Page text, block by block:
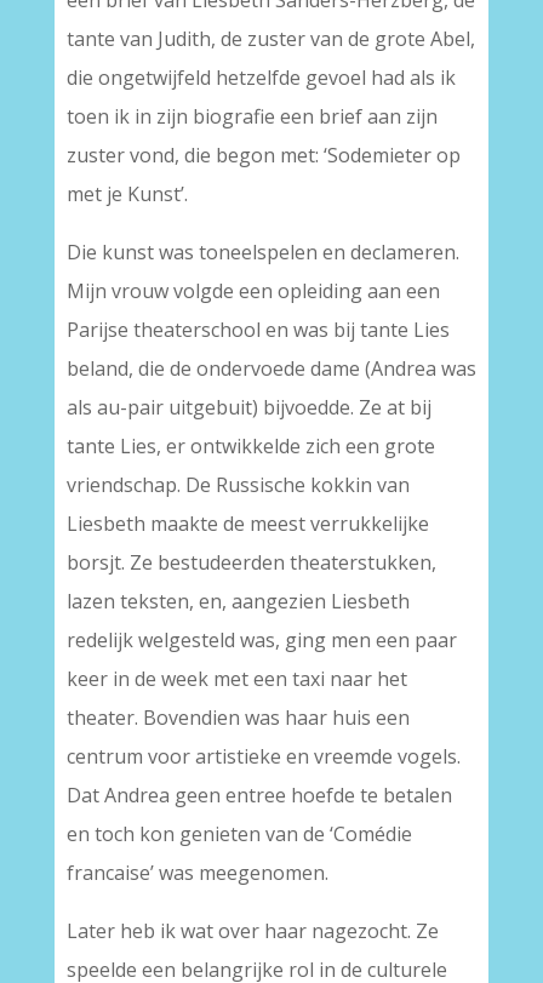
tante van Judith, de zuster van de grote Abel,
die ongetwijfeld hetzelfde gevoel had als ik
toen ik in zijn biografie een brief aan zijn
zuster vond, die begon met: ‘Sodemieter op
met je Kunst’.
Die kunst was toneelspelen en declameren.
Mijn vrouw volgde een opleiding aan een
Parijse theaterschool en was bij tante Lies
beland, die de ondervoede dame (Andrea was
als au-pair uitgebuit) bijvoedde. Ze at bij
tante Lies, er ontwikkelde zich een grote
vriendschap. De Russische kokkin van
Liesbeth maakte de meest verrukkelijke
borsjt. Ze bestudeerden theaterstukken,
lazen teksten, en, aangezien Liesbeth
redelijk welgesteld was, ging men een paar
keer in de week met een taxi naar het
theater. Bovendien was haar huis een
centrum voor artistieke en vreemde vogels.
Dat Andrea geen entree hoefde te betalen
en toch kon genieten van de ‘Comédie
francaise’ was meegenomen.
Later heb ik wat over haar nagezocht. Ze
speelde een belangrijke rol in de culturele